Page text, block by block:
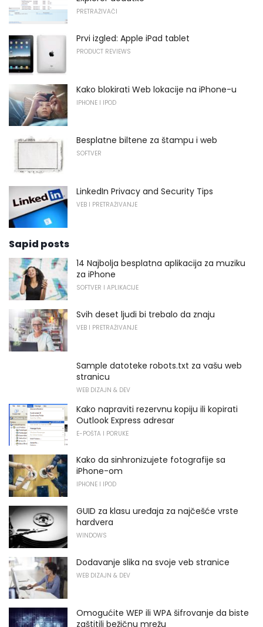
PRETRAŽIVAČI
Prvi izgled: Apple iPad tablet
PRODUCT REVIEWS
Kako blokirati Web lokacije na iPhone-u
IPHONE I IPOD
Besplatne biltene za štampu i web
SOFTVER
LinkedIn Privacy and Security Tips
VEB I PRETRAŽIVANJE
Sapid posts
14 Najbolja besplatna aplikacija za muziku
za iPhone
SOFTVER I APLIKACIJE
Svih deset ljudi bi trebalo da znaju
VEB I PRETRAŽIVANJE
Sample datoteke robots.txt za vašu web
stranicu
WEB DIZAJN & DEV
Kako napraviti rezervnu kopiju ili kopirati
Outlook Express adresar
E-POŠTA I PORUKE
Kako da sinhronizujete fotografije sa
iPhone-om
IPHONE I IPOD
GUID za klasu uređaja za najčešće vrste
hardvera
WINDOWS
Dodavanje slika na svoje veb stranice
WEB DIZAJN & DEV
Omogućite WEP ili WPA šifrovanje da biste
zaštitili bežičnu mrežu